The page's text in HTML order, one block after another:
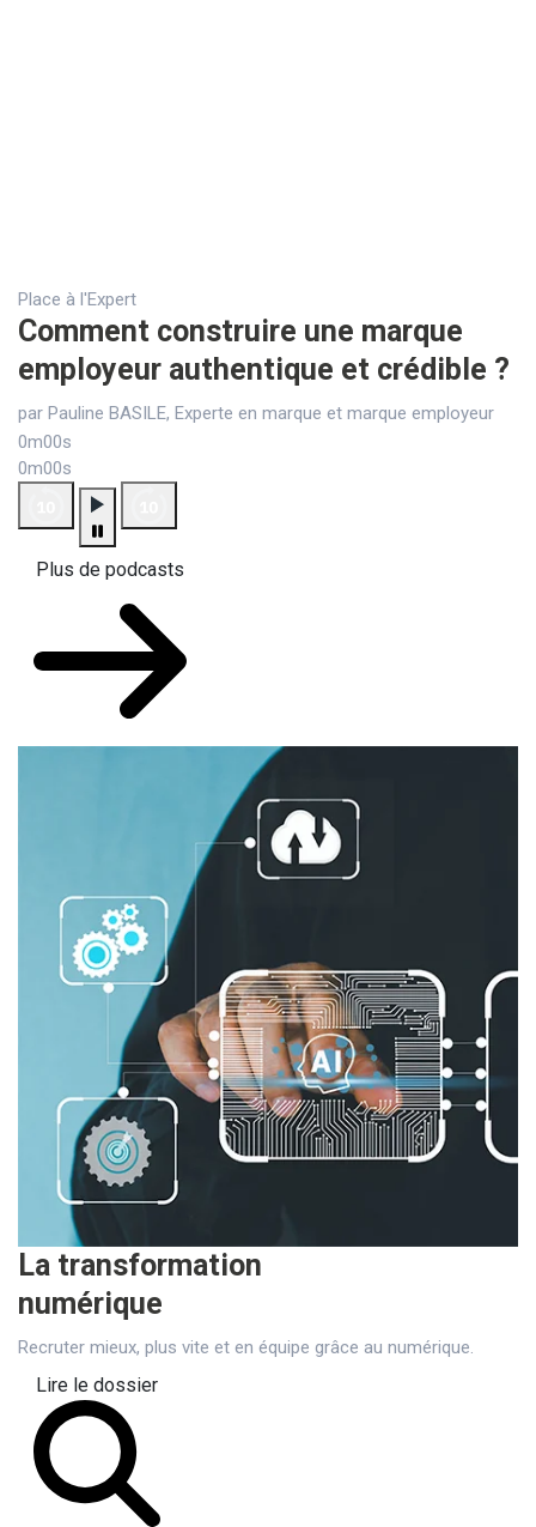
Place à l'Expert
Comment construire une marque
employeur authentique et crédible ?
par Pauline BASILE, Experte en marque et marque employeur
0m00s
0m00s
Plus de podcasts
La transformation
numérique
Recruter mieux, plus vite et en équipe grâce au numérique.
Lire le dossier